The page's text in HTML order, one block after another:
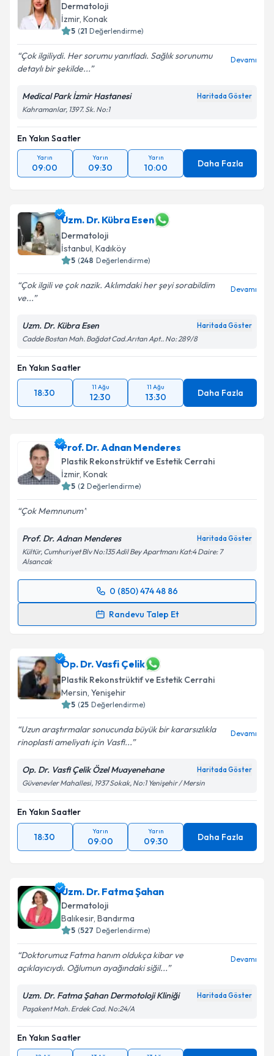
Dermatoloji
İzmir, Konak
5 (21 Değerlendirme)
Çok ilgiliydi. Her sorumu yanıtladı. Sağlık sorunumu
detaylı bir şekilde...
Devamı
Medical Park İzmir Hastanesi Haritada Göster
Kahramanlar, 1397. Sk. No:1
En Yakın Saatler
Yarın
09:00
Yarın
09:30
Yarın
10:00 Daha Fazla
Uzm. Dr. Kübra Esen
Dermatoloji
İstanbul, Kadıköy
5 (248 Değerlendirme)
Çok ilgili ve çok nazik. Aklımdaki her şeyi sorabildim
ve...
Devamı
Uzm. Dr. Kübra Esen Haritada Göster
Cadde Bostan Mah. Bağdat Cad.Arıtan Apt.. No: 289/8
En Yakın Saatler
18:30
11 Ağu
12:30
11 Ağu
13:30 Daha Fazla
Prof. Dr. Adnan Menderes
Plastik Rekonstrüktif ve Estetik Cerrahi
İzmir, Konak
5 (2 Değerlendirme)
Çok Memnunum
Prof. Dr. Adnan Menderes Haritada Göster
Kültür, Cumhuriyet Blv No:135 Adil Bey Apartmanı Kat:4 Daire: 7
Alsancak
0 (850) 474 48 86
Randevu Talep Et
Randevu Takvimi Talebi
için bir takvim hazırlandığında e-posta ile
bilgilendireceğiz.
E-posta Adresiniz
Metni'ni okudum ve kişisel verilerimin belirtilen
kapsamda işlenmesini kabul ediyorum.
Takvim Talebini Gönder
Op. Dr. Vasfi Çelik
Plastik Rekonstrüktif ve Estetik Cerrahi
Mersin, Yenişehir
5 (25 Değerlendirme)
Uzun araştırmalar sonucunda büyük bir kararsızlıkla
rinoplasti ameliyatı için Vasfi...
Devamı
Op. Dr. Vasfi Çelik Özel Muayenehane Haritada Göster
Güvenevler Mahallesi, 1937 Sokak, No:1 Yenişehir / Mersin
En Yakın Saatler
18:30
Yarın
09:00
Yarın
09:30 Daha Fazla
Uzm. Dr. Fatma Şahan
Dermatoloji
Balıkesir, Bandırma
5 (527 Değerlendirme)
Doktorumuz Fatma hanım oldukça kibar ve
açıklayıcıydı. Oğlumun ayağındaki siğil...
Devamı
Uzm. Dr. Fatma Şahan Dermotoloji Kliniği Haritada Göster
Paşakent Mah. Erdek Cad. No:24/A
En Yakın Saatler